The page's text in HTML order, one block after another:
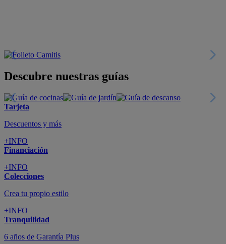
Descubre nuestras guías
Tarjeta
Descuentos y más
+INFO
Financiación
+INFO
Colecciones
Crea tu propio estilo
+INFO
Tranquilidad
6 años de Garantía Plus